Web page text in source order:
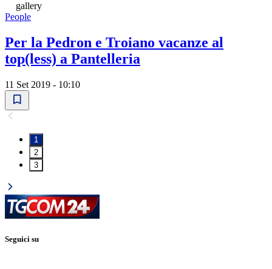
gallery
People
Per la Pedron e Troiano vacanze al
top(less) a Pantelleria
11 Set 2019 - 10:10
1
2
3
Seguici su